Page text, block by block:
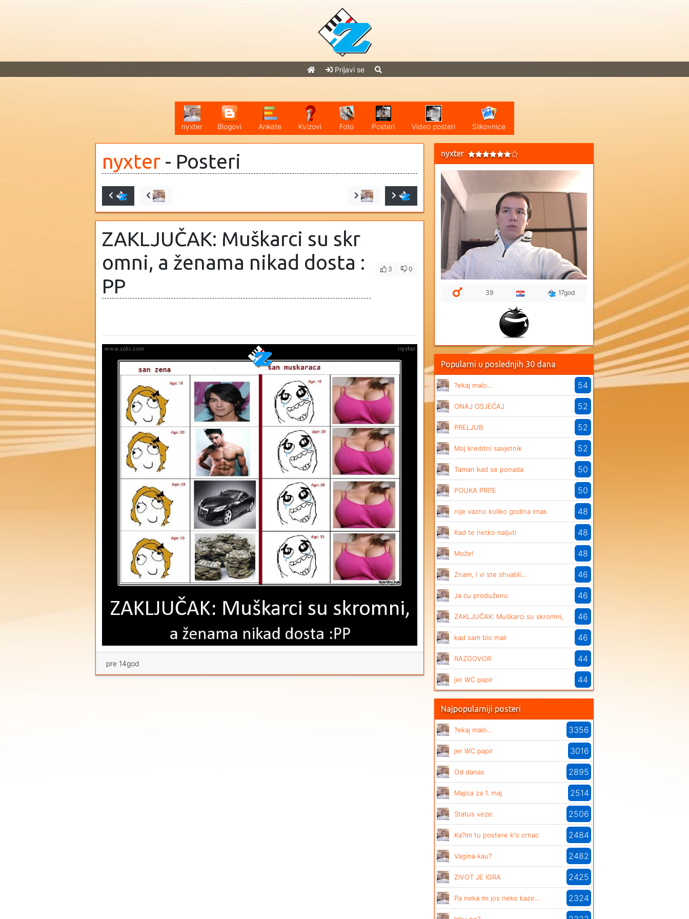
Prijavi se
nyxter Blogovi Ankete Kvizovi Foto Posteri Video posteri Slikovnice
nyxter - Posteri
ZAKLJUČAK: Muškarci su skr
omni, a ženama nikad dosta :
PP
3 0
pre 14god
nyxter
39 17god
Popularni u poslednjih 30 dana
?ekaj malo... 54
ONAJ OSJEĆAJ 52
PRELJUB 52
Moj kreditni savjetnik 52
Taman kad se ponada 50
POUKA PRI?E 50
nije vazno koliko godina imas 48
Kad te netko naljuti 48
Može! 48
Znam, i vi ste shvatili... 46
Ja ću produženu 46
ZAKLJUČAK: Muškarci su skromni, 46
kad sam bio mali 46
RAZGOVOR 44
jer WC papir 44
Najpopularniji posteri
?ekaj malo... 3356
jer WC papir 3016
Od danas 2895
Majica za 1. maj 2514
Status veze: 2506
Ka?im tu postere k'o crnac 2484
Vagina kau? 2482
ZIVOT JE IGRA 2425
Pa neka mi jos neko kaze... 2324